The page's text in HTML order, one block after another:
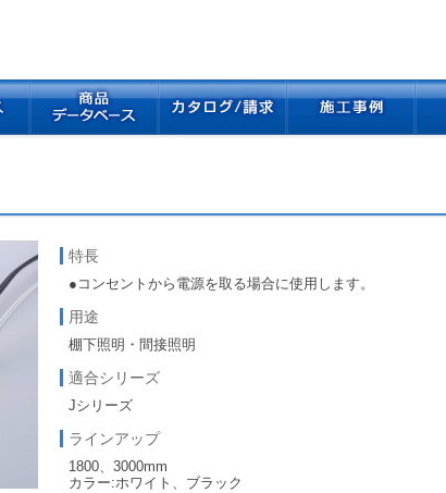
特長
●コンセントから電源を取る場合に使用します。
用途
棚下照明・間接照明
適合シリーズ
Jシリーズ
ラインアップ
1800、3000mm
カラー:ホワイト、ブラック